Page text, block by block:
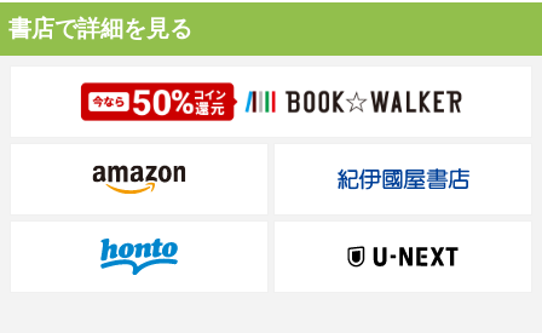
書店で詳細を見る